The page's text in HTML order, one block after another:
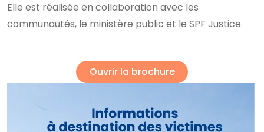
Elle est réalisée en collaboration avec les
communautés, le ministère public et le SPF Justice.
Ouvrir la brochure